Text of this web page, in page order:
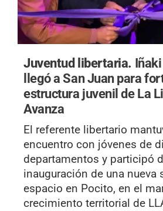
Juventud libertaria.
llegó a San Juan para
estructura juvenil de La
Avanza
El referente libertario
encuentro con jóvenes de
departamentos y participó
inauguración de una nueva
espacio en Pocito, en el
crecimiento territorial de